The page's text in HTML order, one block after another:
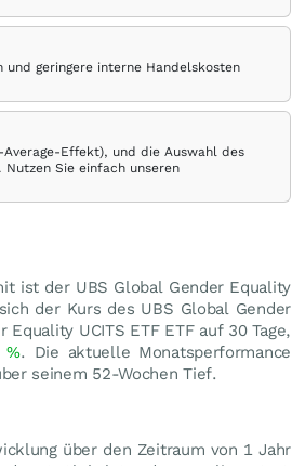
geringere interne Handelskosten
Effekt), und die Auswahl des
Sie einfach unseren
ist der UBS Global Gender Equality
der Kurs des UBS Global Gender
UCITS ETF ETF auf 30 Tage,
%. Die aktuelle Monatsperformance
seinem 52-Wochen Tief.
über den Zeitraum von 1 Jahr